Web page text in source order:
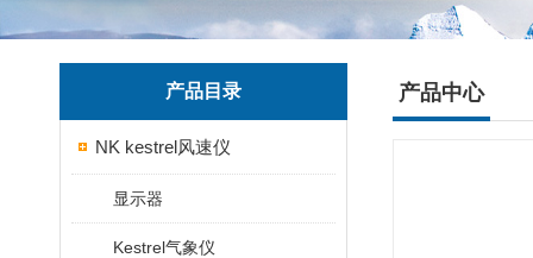
产品目录
NK kestrel风速仪
显示器
Kestrel气象仪
产品中心